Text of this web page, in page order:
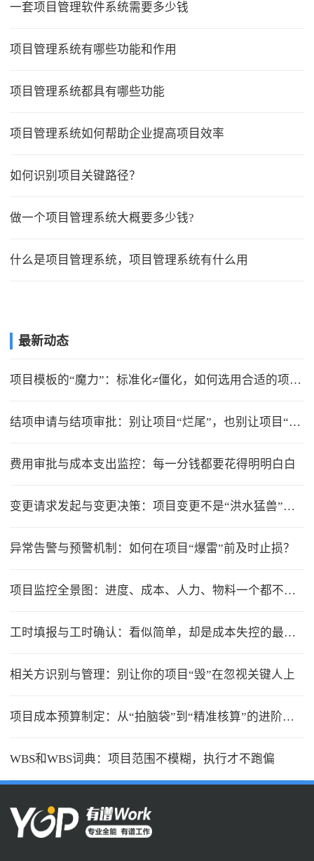
一套项目管理软件系统需要多少钱
项目管理系统有哪些功能和作用
项目管理系统都具有哪些功能
项目管理系统如何帮助企业提高项目效率
如何识别项目关键路径？
做一个项目管理系统大概要多少钱?
什么是项目管理系统，项目管理系统有什么用
最新动态
项目模板的“魔力”：标准化≠僵化，如何选用合适的项目模版？
结项申请与结项审批：别让项目“烂尾”，也别让项目“无限延期”
费用审批与成本支出监控：每一分钱都要花得明明白白
变更请求发起与变更决策：项目变更不是“洪水猛兽”，但要管住流程
异常告警与预警机制：如何在项目“爆雷”前及时止损？
项目监控全景图：进度、成本、人力、物料一个都不能少
工时填报与工时确认：看似简单，却是成本失控的最大漏洞
相关方识别与管理：别让你的项目“毁”在忽视关键人上
项目成本预算制定：从“拍脑袋”到“精准核算”的进阶之路
WBS和WBS词典：项目范围不模糊，执行才不跑偏